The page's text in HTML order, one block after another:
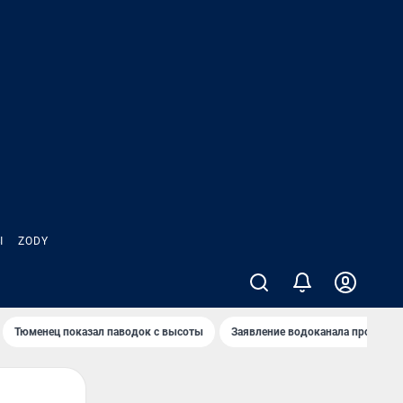
ZODY
Тюменец показал паводок с высоты Заявление водоканала про